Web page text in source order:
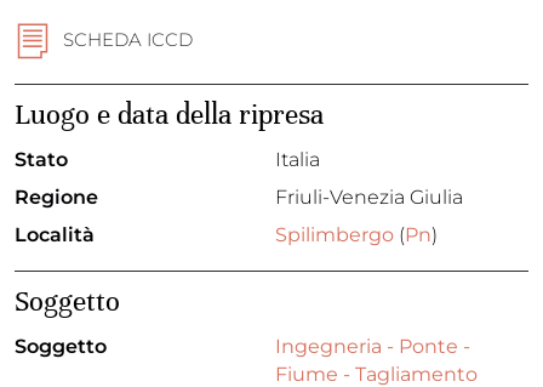
SCHEDA ICCD
Luogo e data della ripresa
Stato
Italia
Regione
Friuli-Venezia Giulia
Località
Spilimbergo (Pn)
Soggetto
Soggetto
Ingegneria - Ponte -
Fiume - Tagliamento